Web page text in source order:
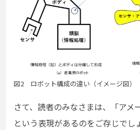
図2 ロボット構成の違い（イメージ図）
さて、読者のみなさまは、「アメ
という表現があるのをご存じでし